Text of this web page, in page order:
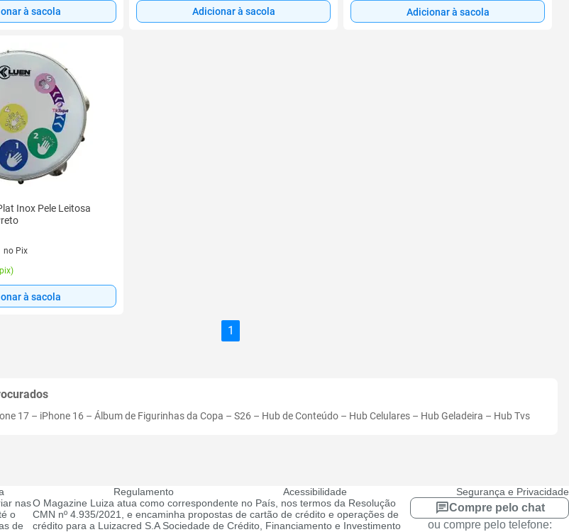
à sacola Adicionar à sacola Adicionar à sacola
Inox Pele Leitosa
no Pix
)
à sacola
1
17 – iPhone 16 – Álbum de Figurinhas da Copa – S26 – Hub de Conteúdo – Hub Celulares – Hub Geladeira – Hub Tvs
Regulamento Acessibilidade
Segurança e Privacidade
nas
o
de
O Magazine Luiza atua como correspondente no País, nos termos da Resolução
CMN nº 4.935/2021, e encaminha propostas de cartão de crédito e operações de
crédito para a Luizacred S.A Sociedade de Crédito, Financiamento e Investimento
Compre pelo chat
ou compre pelo telefone: